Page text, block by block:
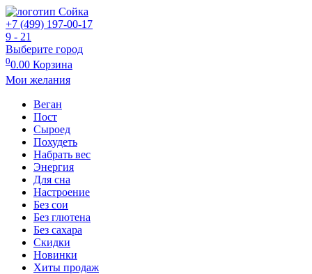
+7 (499) 197-00-17
9 - 21
Выберите город
00.00 Корзина
Мои желания
Веган
Пост
Сыроед
Похудеть
Набрать вес
Энергия
Для сна
Настроение
Без сои
Без глютена
Без сахара
Скидки
Новинки
Хиты продаж